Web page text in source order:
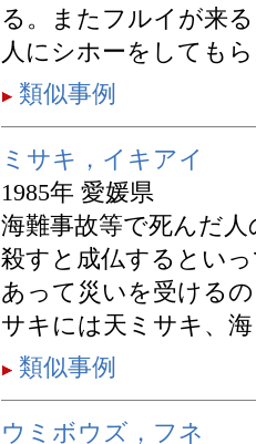
る。またフルイが来
人にシホーをしても
類似事例
ミサキ，イキアイ
1985年 愛媛県
海難事故等で死んだ
殺すと成仏するとい
あって災いを受ける
サキには天ミサキ、
類似事例
ウミボウズ，フネ